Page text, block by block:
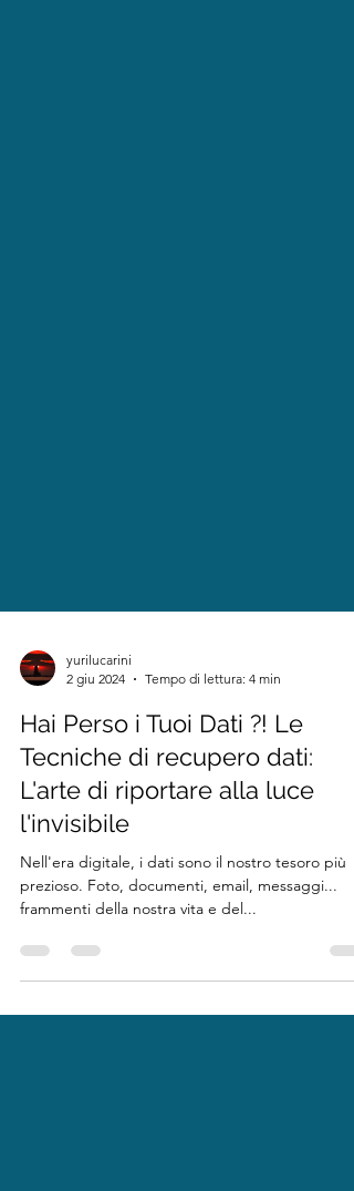
2 giu 2024
Tempo di lettura: 4 min
Hai Perso i Tuoi Dati ?! Le
Tecniche di recupero dati:
L'arte di riportare alla luce
l'invisibile
Nell'era digitale, i dati sono il nostro tesoro più
prezioso. Foto, documenti, email, messaggi...
frammenti della nostra vita e del...